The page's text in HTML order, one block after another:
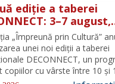
ediție a taberei
3–7 august,
Negrii
„Împreună prin Cultură”
unei noi ediții a taberei
DECONNECT, un
copiilor cu vârste între 10 și